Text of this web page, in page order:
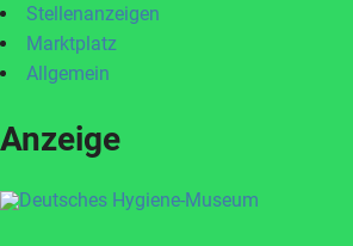
Stellenanzeigen
Marktplatz
Allgemein
Anzeige